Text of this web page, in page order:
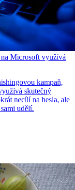
Microsoft využívá
kampaň,
skutečný
necílí na hesla, ale
udělí.